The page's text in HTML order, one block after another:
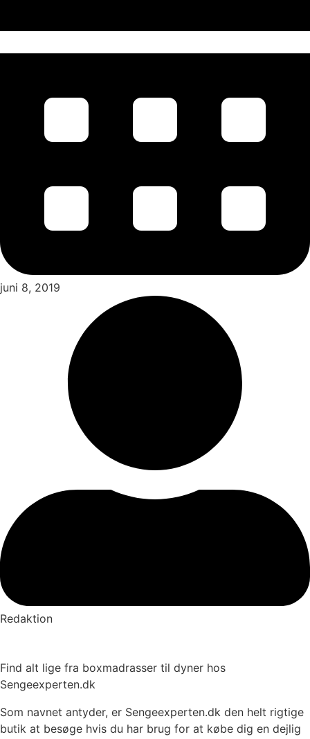
juni 8, 2019
Redaktion
Find alt lige fra boxmadrasser til dyner hos
Sengeexperten.dk
Som navnet antyder, er Sengeexperten.dk den helt rigtige
butik at besøge hvis du har brug for at købe dig en dejlig